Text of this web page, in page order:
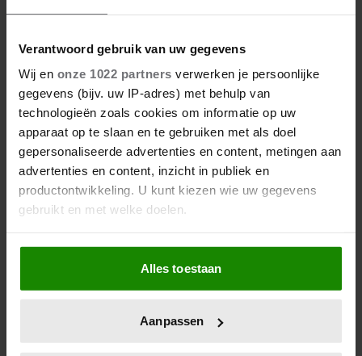
Verantwoord gebruik van uw gegevens
Wij en onze 1022 partners verwerken je persoonlijke
gegevens (bijv. uw IP-adres) met behulp van
technologieën zoals cookies om informatie op uw
apparaat op te slaan en te gebruiken met als doel
gepersonaliseerde advertenties en content, metingen aan
advertenties en content, inzicht in publiek en
productontwikkeling. U kunt kiezen wie uw gegevens
gebruikt en met welke doelen.
Als u het toestaat, willen we ook graag:
Informatie verzamelen over uw geografische
locatie, die tot een paar meter nauwkeurig kan zijn
scannen op specifieke eigenschappen (fingerprinting)
Alles toestaan
Aanpassen